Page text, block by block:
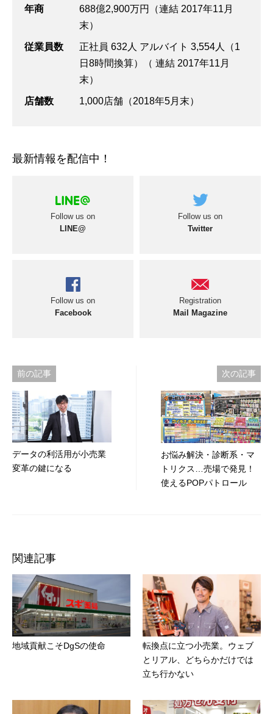
年商
688億2,900万円（連結 2017年11月
末）
従業員数
正社員 632人 アルバイト 3,554人（1
日8時間換算）（ 連結 2017年11月
末）
店舗数 1,000店舗（2018年5月末）
最新情報を配信中！
Follow us on
LINE@
Follow us on
Twitter
Follow us on
Facebook
Registration
Mail Magazine
投
稿
ナ
ビ
ゲ
前の記事
データの利活用が小売業
変革の鍵になる
次の記事
お悩み解決・診断系・マ
トリクス…売場で発見！
使えるPOPパトロール
関連記事
地域貢献こそDgSの使命
転換点に立つ小売業。ウェブ
とリアル、どちらかだけでは
立ち行かない